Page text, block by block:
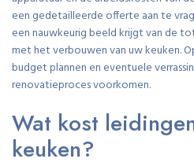
een gedetailleerde offerte aan te
een nauwkeurig beeld krijgt van de
met het verbouwen van uw keuken.
budget plannen en eventuele
renovatieproces voorkomen.
Wat kost
keuken?